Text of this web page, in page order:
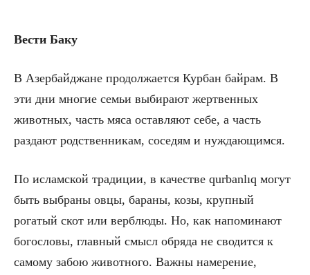
Вести Баку
В Азербайджане продолжается Курбан байрам. В
эти дни многие семьи выбирают жертвенных
животных, часть мяса оставляют себе, а часть
раздают родственникам, соседям и нуждающимся.
По исламской традиции, в качестве qurbanlıq могут
быть выбраны овцы, бараны, козы, крупный
рогатый скот или верблюды. Но, как напоминают
богословы, главный смысл обряда не сводится к
самому забою животного. Важны намерение,